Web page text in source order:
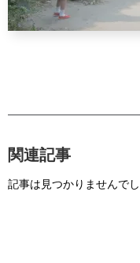
関連記事
記事は見つかりませんでし